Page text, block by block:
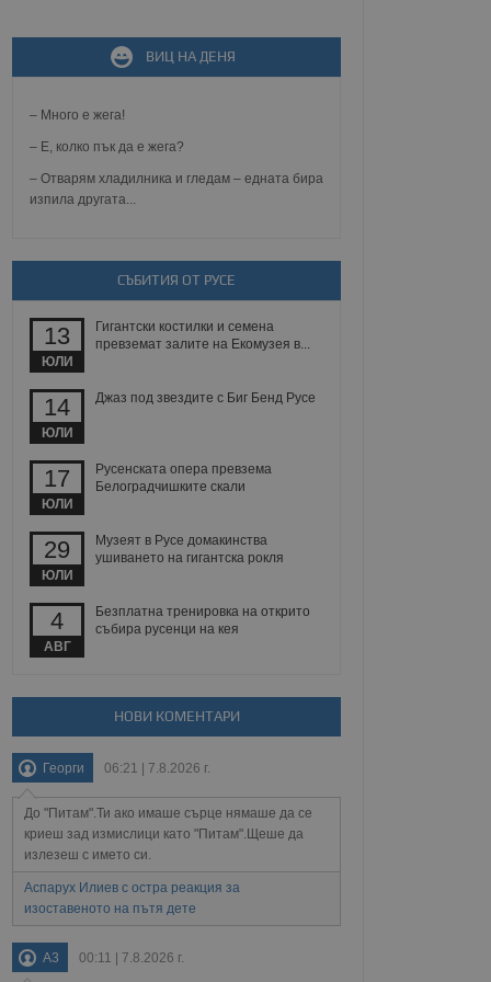
ВИЦ НА ДЕНЯ
– Много е жега!
– Е, колко пък да е жега?
– Отварям хладилника и гледам – едната бира
изпила другата...
СЪБИТИЯ ОТ РУСЕ
13
ЮЛИ
Гигантски костилки и семена
превземат залите на Екомузея в...
14
ЮЛИ
Джаз под звездите с Биг Бенд Русе
17
ЮЛИ
Русенската опера превзема
Белоградчишките скали
29
ЮЛИ
Музеят в Русе домакинства
ушиването на гигантска рокля
4
АВГ
Безплатна тренировка на открито
събира русенци на кея
НОВИ КОМЕНТАРИ
Георги 06:21 | 7.8.2026 г.
До "Питам".Ти ако имаше сърце нямаше да се
криеш зад измислици като "Питам".Щеше да
излезеш с името си.
Аспарух Илиев с остра реакция за
изоставеното на пътя дете
A3 00:11 | 7.8.2026 г.
зададена от уеб
MVC
известно като
при затваряне
на съгласието на
за тяхното
сесии.
между хората
уебсайт.
на
на бисквитките,
съответствие и
и
и предоставя
използва
потребител може
поведение и
на сайта. Тя
с
на
на сайта.
взаимодействия
и потребителския
събиране на данни
за
се
на тестване.
данни,
на посещенията,
били заредени.
опит.
тя може
на сайта. Тя
която е
в целия
на социалните